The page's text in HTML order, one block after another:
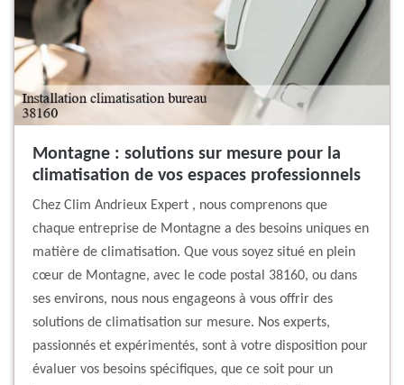
Montagne : solutions sur mesure pour la
climatisation de vos espaces professionnels
Chez Clim Andrieux Expert , nous comprenons que
chaque entreprise de Montagne a des besoins uniques en
matière de climatisation. Que vous soyez situé en plein
cœur de Montagne, avec le code postal 38160, ou dans
ses environs, nous nous engageons à vous offrir des
solutions de climatisation sur mesure. Nos experts,
passionnés et expérimentés, sont à votre disposition pour
évaluer vos besoins spécifiques, que ce soit pour un